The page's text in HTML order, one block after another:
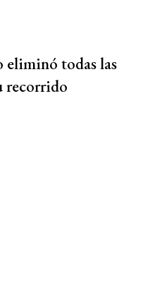
eliminó todas las
recorrido